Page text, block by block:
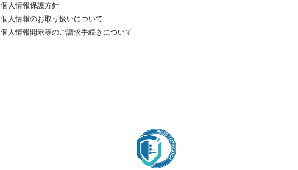
個人情報保護方針
個人情報のお取り扱いについて
個人情報開示等のご請求手続きについて